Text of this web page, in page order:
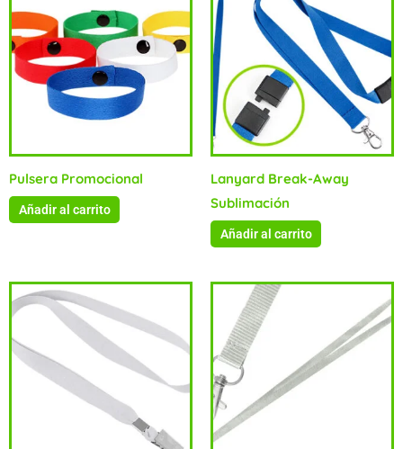
Pulsera Promocional
Añadir al carrito
Lanyard Break-Away
Sublimación
Añadir al carrito